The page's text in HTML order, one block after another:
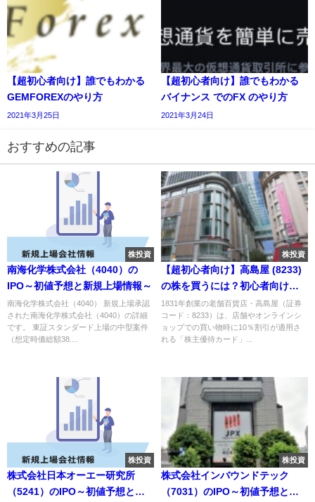
【超初心者向け】誰でもわかる
GEMFOREXのやり方
2021年3月25日
【超初心者向け】誰でもわかる
バイナンス でのFX のやり方
2021年3月24日
おすすめの記事
株投資
南海化学株式会社（4040）の
IPO～初値予想と新規上場情報～
南海化学株式会社（4040） 新規上場承認
された南海化学株式会社（4040）の詳細
です。 東証スタンダード上場の中型案件
（想定時価総額38....
株投資
【超初心者向け】高島屋 (8233)
の株を買うには？初心者向けに
解説｜株主優待、配当金情報も
あり
1831年創業の老舗百貨店・高島屋（証券
コード：8233）は、店舗やオンラインシ
ョップでの買い物時に10％割引が適用さ
れる「株主優待カード」...
株投資
株式会社日本オーエー研究所
（5241）のIPO～初値予想と新
株投資
株式会社インバウンドテック
（7031）のIPO～初値予想と新